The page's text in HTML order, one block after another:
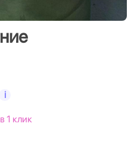
i
1 клик